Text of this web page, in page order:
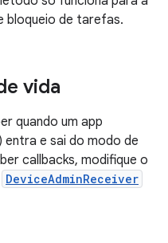
bloqueio de tarefas.
vida
quando um app
entra e sai do modo de
callbacks, modifique o
DeviceAdminReceiver